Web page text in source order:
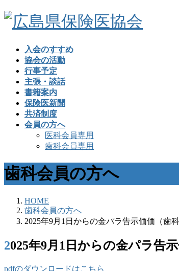
入会のすすめ
協会の活動
行事予定
主張・談話
書籍案内
保険医新聞
共済制度
会員の方へ
医科会員専用
歯科会員専用
歯科会員の方へ
HOME
歯科会員の方へ
2025年9月1日からの金パラ告示価価（歯
2025年9月1日からの金パラ告
pdfのダウンロードはこちら